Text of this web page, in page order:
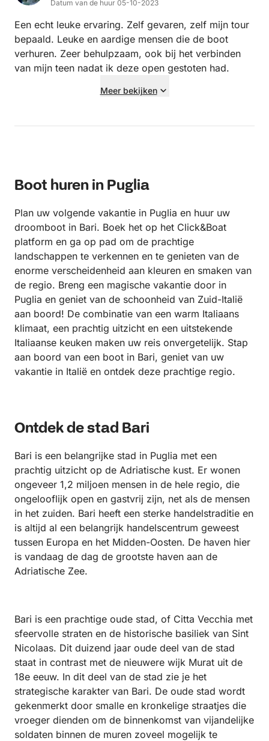
Datum van de huur 05-10-2023
Een echt leuke ervaring. Zelf gevaren, zelf mijn tour
bepaald. Leuke en aardige mensen die de boot
verhuren. Zeer behulpzaam, ook bij het verbinden
van mijn teen nadat ik deze open gestoten had.
Meer bekijken
Boot huren in Puglia
Plan uw volgende vakantie in Puglia en huur uw
droomboot in Bari. Boek het op het Click&Boat
platform en ga op pad om de prachtige
landschappen te verkennen en te genieten van de
enorme verscheidenheid aan kleuren en smaken van
de regio. Breng een magische vakantie door in
Puglia en geniet van de schoonheid van Zuid-Italië
aan boord! De combinatie van een warm Italiaans
klimaat, een prachtig uitzicht en een uitstekende
Italiaanse keuken maken uw reis onvergetelijk. Stap
aan boord van een boot in Bari, geniet van uw
vakantie in Italië en ontdek deze prachtige regio.
Ontdek de stad Bari
Bari is een belangrijke stad in Puglia met een
prachtig uitzicht op de Adriatische kust. Er wonen
ongeveer 1,2 miljoen mensen in de hele regio, die
ongelooflijk open en gastvrij zijn, net als de mensen
in het zuiden. Bari heeft een sterke handelstraditie en
is altijd al een belangrijk handelscentrum geweest
tussen Europa en het Midden-Oosten. De haven hier
is vandaag de dag de grootste haven aan de
Adriatische Zee.
Bari is een prachtige oude stad, of Citta Vecchia met
sfeervolle straten en de historische basiliek van Sint
Nicolaas. Dit duizend jaar oude deel van de stad
staat in contrast met de nieuwere wijk Murat uit de
18e eeuw. In dit deel van de stad zie je het
strategische karakter van Bari. De oude stad wordt
gekenmerkt door smalle en kronkelige straatjes die
vroeger dienden om de binnenkomst van vijandelijke
soldaten binnen de muren zoveel mogelijk te